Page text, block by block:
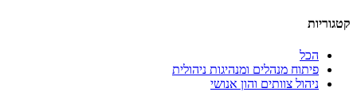
קטגוריות
הכל
פיתוח מנהלים ומנהיגות ניהולית
ניהול צוותים והון אנושי